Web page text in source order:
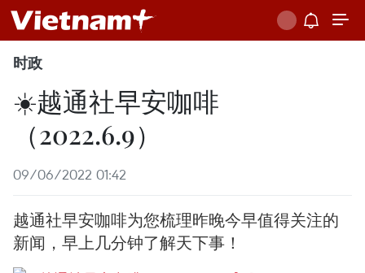
时政
☀️越通社早安咖啡
（2022.6.9）
09/06/2022 01:42
越通社早安咖啡为您梳理昨晚今早值得关注的
新闻，早上几分钟了解天下事！